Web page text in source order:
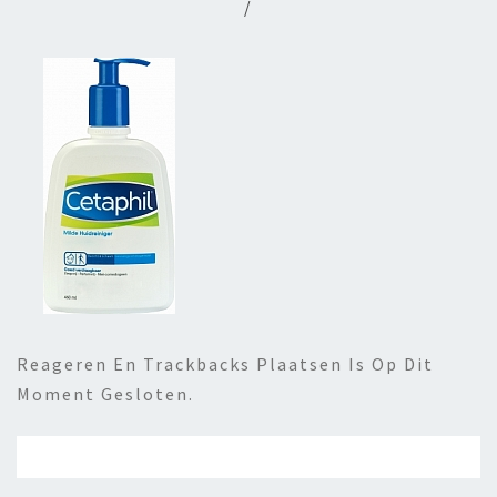
/
Reageren En Trackbacks Plaatsen Is Op Dit
Moment Gesloten.